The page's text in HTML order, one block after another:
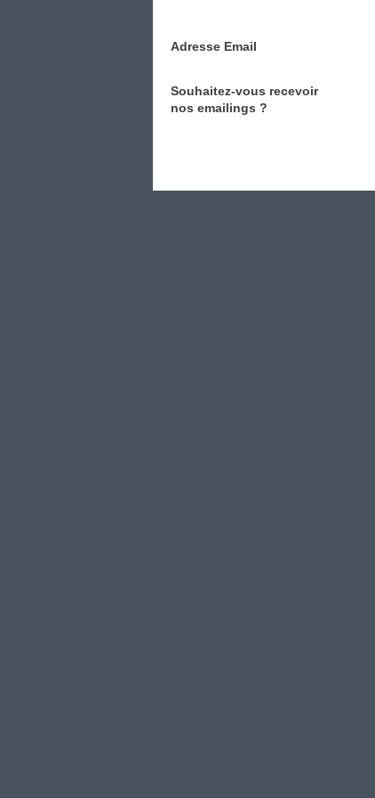
Adresse Email
Souhaitez-vous recevoir
nos emailings ?